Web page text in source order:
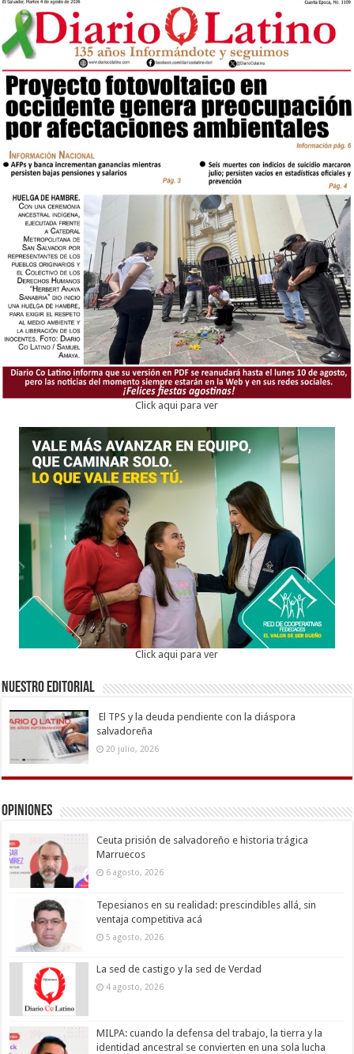
Click aqui para ver
Click aqui para ver
Nuestro Editorial
El TPS y la deuda pendiente con la diáspora
salvadoreña
20 julio, 2026
Opiniones
Ceuta prisión de salvadoreño e historia trágica
Marruecos
6 agosto, 2026
Tepesianos en su realidad: prescindibles allá, sin
ventaja competitiva acá
5 agosto, 2026
La sed de castigo y la sed de Verdad
4 agosto, 2026
MILPA: cuando la defensa del trabajo, la tierra y la
identidad ancestral se convierten en una sola lucha